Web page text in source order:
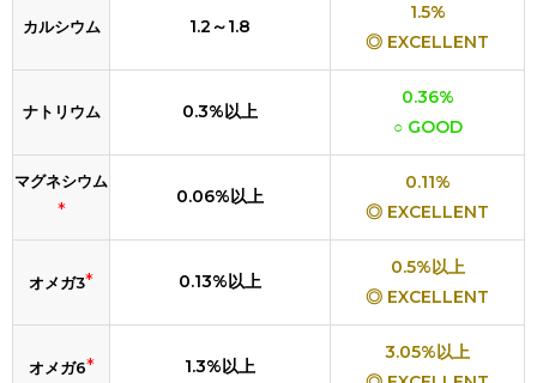
カルシウム 1.2～1.8
1.5%
◎ EXCELLENT
ナトリウム 0.3%以上
0.36%
○ GOOD
マグネシウム
*
0.06%以上
0.11%
◎ EXCELLENT
オメガ3* 0.13%以上
0.5%以上
◎ EXCELLENT
オメガ6* 1.3%以上
3.05%以上